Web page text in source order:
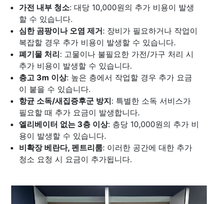
가전 내부 청소: 대당 10,000원의 추가 비용이 발생
할 수 있습니다.
심한 곰팡이나 오염 제거: 장비가 필요하거나 작업이
복잡할 경우 추가 비용이 발생할 수 있습니다.
폐기물 처리: 고물이나 불필요한 가전/가구 처리 시
추가 비용이 발생할 수 있습니다.
층고 3m 이상: 높은 층에서 작업할 경우 추가 요금
이 붙을 수 있습니다.
항균 소독/새집증후군 방지: 특별한 소독 서비스가
필요할 때 추가 요금이 발생합니다.
엘리베이터 없는 3층 이상: 층당 10,000원의 추가 비
용이 발생할 수 있습니다.
비확장 베란다, 펜트리룸: 이러한 공간에 대한 추가
청소 요청 시 요금이 추가됩니다.